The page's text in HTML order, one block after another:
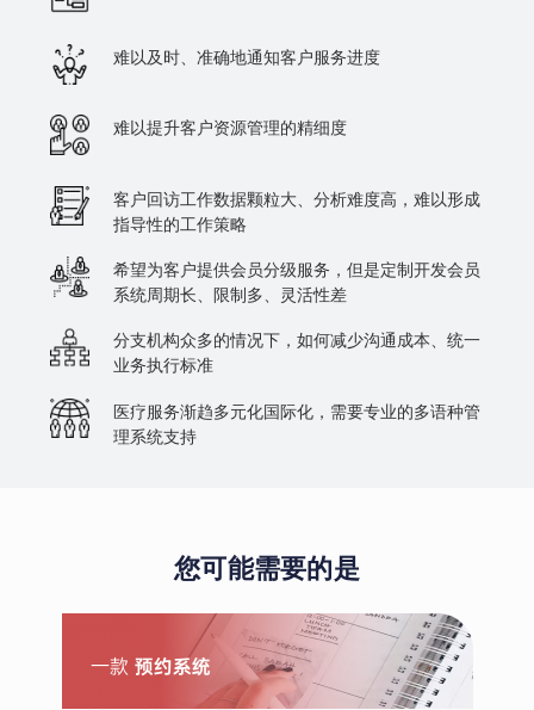
难以及时、准确地通知客户服务进度
难以提升客户资源管理的精细度
客户回访工作数据颗粒大、分析难度高，难以形成
指导性的工作策略
希望为客户提供会员分级服务，但是定制开发会员
系统周期长、限制多、灵活性差
分支机构众多的情况下，如何减少沟通成本、统一
业务执行标准
医疗服务渐趋多元化国际化，需要专业的多语种管
理系统支持
您可能需要的是